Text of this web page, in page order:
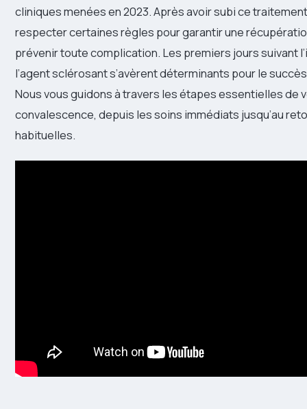
cliniques menées en 2023. Après avoir subi ce
respecter certaines règles pour garantir une
prévenir toute complication. Les premiers jours suivant
l’agent sclérosant s’avèrent déterminants pour le
Nous vous guidons à travers les étapes essentielles de
convalescence, depuis les soins immédiats jusqu’au
habituelles.